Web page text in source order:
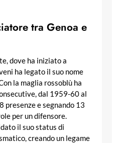
tra Genoa e
dove ha iniziato a
ha legato il suo nome
la maglia rossoblù ha
dal 1959-60 al
e segnando 13
per un difensore.
il suo status di
creando un legame